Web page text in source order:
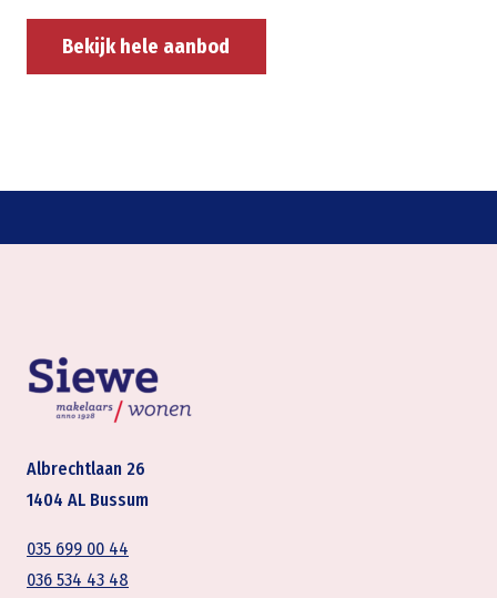
Bekijk hele aanbod
Albrechtlaan 26
1404 AL Bussum
035 699 00 44
036 534 43 48